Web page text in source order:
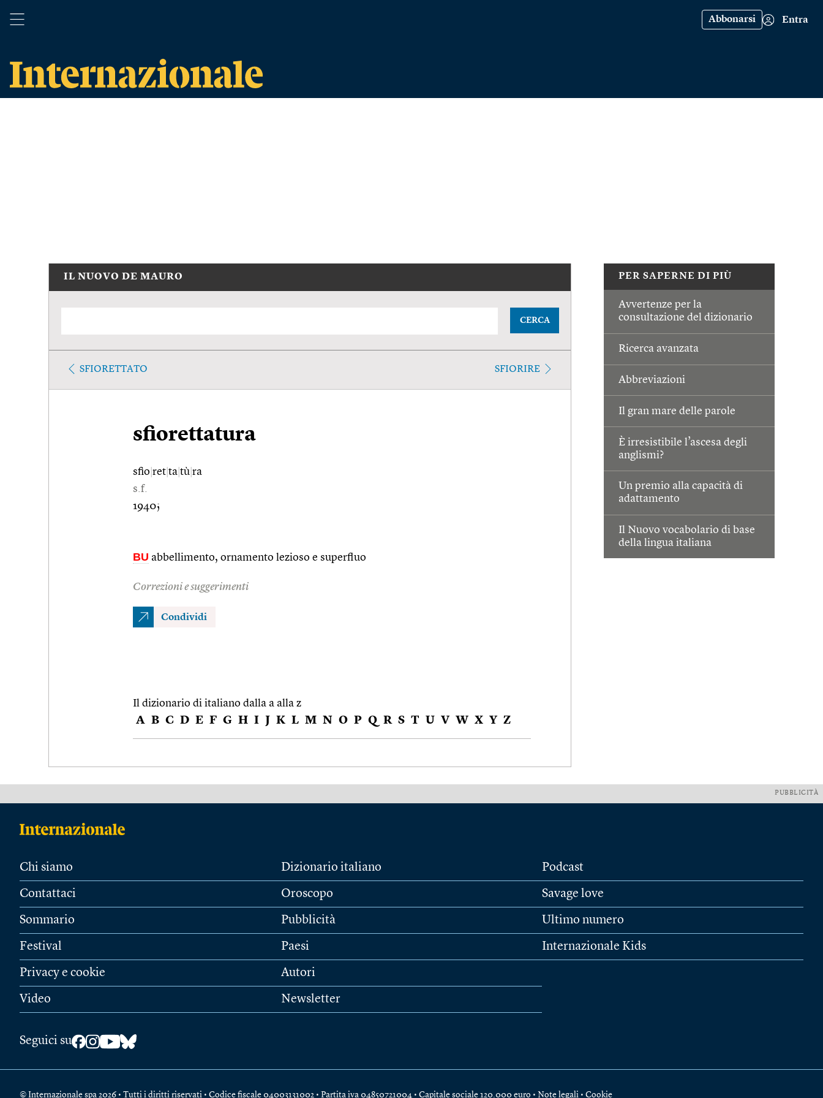
Abbonarsi Entra
PER SAPERNE DI PIÙ
Avvertenze per la
consultazione del dizionario
Ricerca avanzata
Abbreviazioni
Il gran mare delle parole
È irresistibile l’ascesa degli
anglismi?
Un premio alla capacità di
adattamento
Il Nuovo vocabolario di base
della lingua italiana
IL NUOVO DE MAURO
CERCA
SFIORETTATO SFIORIRE
sfiorettatura
sfio ret ta tù ra
s.f.
1940;
BU abbellimento, ornamento lezioso e superfluo
Correzioni e suggerimenti
Condividi
Il dizionario di italiano dalla a alla z
A B C D E F G H I J K L M N O P Q R S T U V W X Y Z
PUBBLICITÀ
Chi siamo
Contattaci
Sommario
Festival
Privacy e cookie
Video
Dizionario italiano
Oroscopo
Pubblicità
Paesi
Autori
Newsletter
Podcast
Savage love
Ultimo numero
Internazionale Kids
Seguici su
© Internazionale spa 2026 • Tutti i diritti riservati • Codice fiscale 04003131002 • Partita iva 04850721004 • Capitale sociale 120.000 euro • Note legali • Cookie